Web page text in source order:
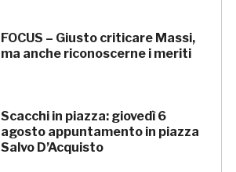
FOCUS – Giusto criticare Massi,
ma anche riconoscerne i meriti
Scacchi in piazza: giovedì 6
agosto appuntamento in piazza
Salvo D’Acquisto